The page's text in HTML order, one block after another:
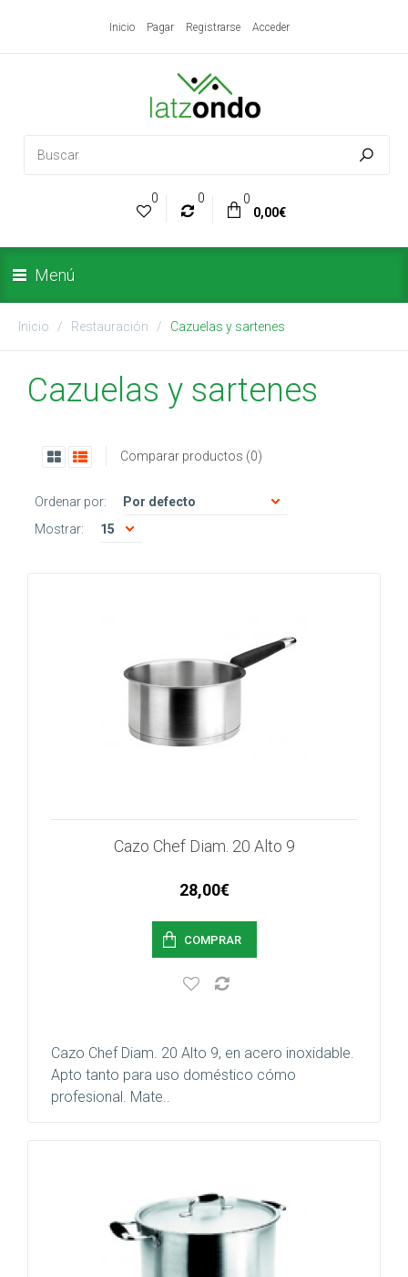
Inicio Pagar Registrarse Acceder
0 0
0
0,00€
Menú
Inicio Restauración Cazuelas y sartenes
Cazuelas y sartenes
Comparar productos (0)
Ordenar por:
Mostrar:
Cazo Chef Diam. 20 Alto 9
28,00€
COMPRAR
Cazo Chef Diam. 20 Alto 9, en acero inoxidable.
Apto tanto para uso doméstico cómo
profesional. Mate..